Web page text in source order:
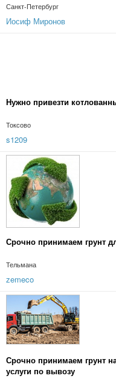
Санкт-Петербург
Иосиф Миронов
Нужно привезти
Токсово
s1209
Срочно принимаем грунт
Тельмана
zemeco
Срочно принимаем грунт
услуги по вывозу